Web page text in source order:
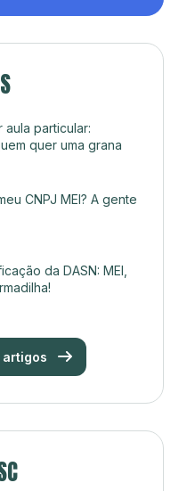
aula particular:
quer uma grana
CNPJ MEI? A gente
da DASN: MEI,
artigos